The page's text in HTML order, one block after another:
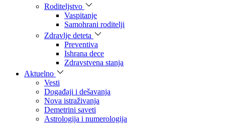
Roditeljstvo
Vaspitanje
Samohrani roditelji
Zdravlje deteta
Preventiva
Ishrana dece
Zdravstvena stanja
Aktuelno
Vesti
Događaji i dešavanja
Nova istraživanja
Demetrini saveti
Astrologija i numerologija